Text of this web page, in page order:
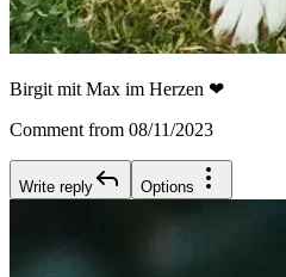
Birgit mit Max im Herzen ❤
Comment from 08/11/2023
Write reply Options